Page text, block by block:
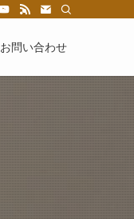
お問い合わせ